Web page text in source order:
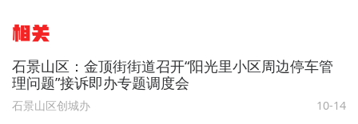
相关
石景山区：金顶街街道召开“阳光里小区周边停车管
理问题”接诉即办专题调度会
石景山区创城办 10-14